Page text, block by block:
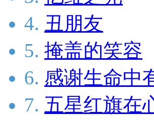
4. 丑朋友
5. 掩盖的笑容
6. 感谢生命中
7. 五星红旗在